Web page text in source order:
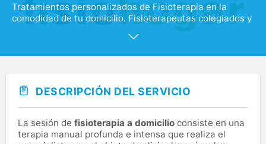
Tratamientos personalizados de Fisioterapia en la
comodidad de tu domicilio. Fisioterapeutas colegiados y
especializados. Sin listas de espera, garantizamos una
cita en un plazo máximo de 24/36 horas.
DESCRIPCIÓN DEL SERVICIO
La sesión de fisioterapia a domicilio consiste en una
terapia manual profunda e intensa que realiza el